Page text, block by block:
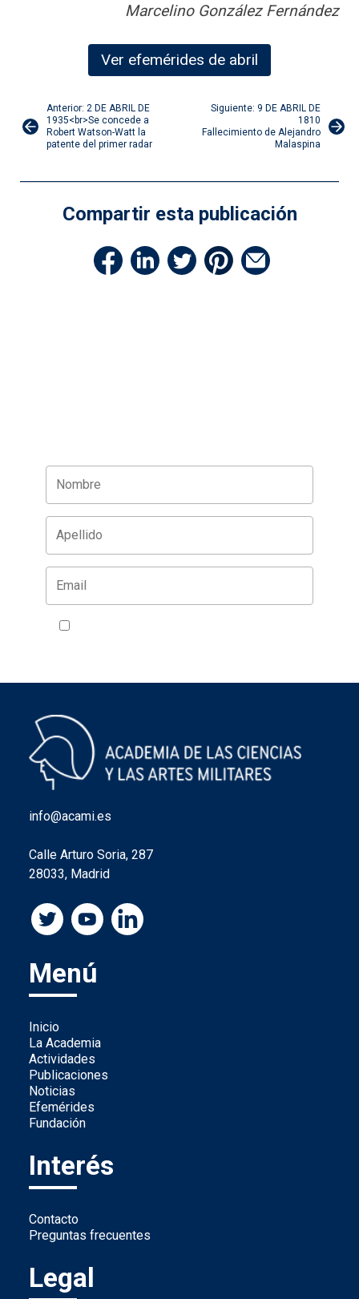
Marcelino González Fernández
Ver efemérides de abril
Navegación
de
entradas
Anterior: 2 DE ABRIL DE
1935<br>Se concede a
Robert Watson-Watt la
patente del primer radar
Siguiente: 9 DE ABRIL DE
1810
Fallecimiento de Alejandro
Malaspina
Compartir esta publicación
info@acami.es
Calle Arturo Soria, 287
28033, Madrid
Menú
Inicio
La Academia
Actividades
Publicaciones
Noticias
Efemérides
Fundación
Interés
Contacto
Preguntas frecuentes
Legal